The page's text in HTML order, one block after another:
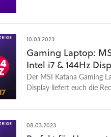
10.03.2023
Gaming Laptop:
Intel i7 & 144Hz
Der MSI Katana Gaming
Display liefert euch die
08.03.2023